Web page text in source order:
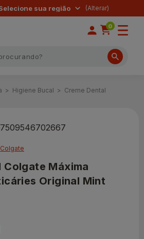
sua região
0
Higiene Bucal Creme Dental
Colgate
Colgate Máxima
Original Mint